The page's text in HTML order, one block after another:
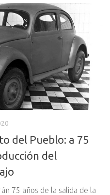
del Pueblo: a 75
del
75 años de la salida de la